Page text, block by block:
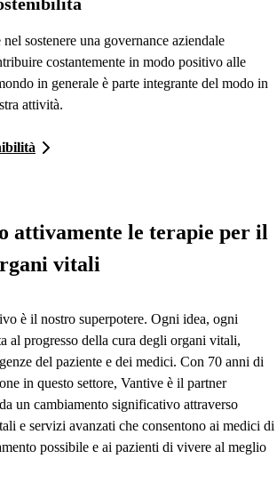
sostenere una governance aziendale
costantemente in modo positivo alle
in generale è parte integrante del modo in
attività.
attivamente le terapie per il
vitali
è il nostro superpotere. Ogni idea, ogni
al progresso della cura degli organi vitali,
del paziente e dei medici. Con 70 anni di
in questo settore, Vantive è il partner
un cambiamento significativo attraverso
e servizi avanzati che consentono ai medici di
possibile e ai pazienti di vivere al meglio